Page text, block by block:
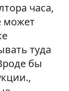
часа,
может
туда
бы